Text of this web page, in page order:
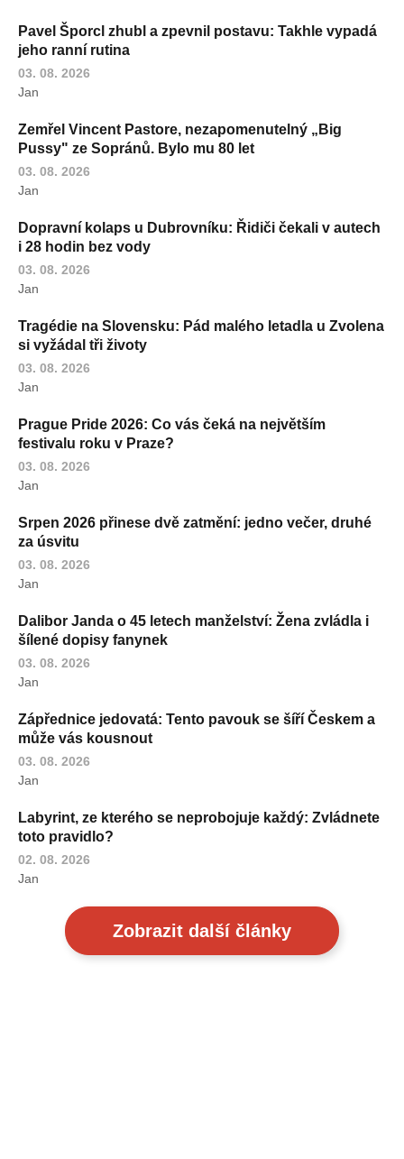
Pavel Šporcl zhubl a zpevnil postavu: Takhle vypadá
jeho ranní rutina
03. 08. 2026
Jan
Zemřel Vincent Pastore, nezapomenutelný „Big
Pussy" ze Sopránů. Bylo mu 80 let
03. 08. 2026
Jan
Dopravní kolaps u Dubrovníku: Řidiči čekali v autech
i 28 hodin bez vody
03. 08. 2026
Jan
Tragédie na Slovensku: Pád malého letadla u Zvolena
si vyžádal tři životy
03. 08. 2026
Jan
Prague Pride 2026: Co vás čeká na největším
festivalu roku v Praze?
03. 08. 2026
Jan
Srpen 2026 přinese dvě zatmění: jedno večer, druhé
za úsvitu
03. 08. 2026
Jan
Dalibor Janda o 45 letech manželství: Žena zvládla i
šílené dopisy fanynek
03. 08. 2026
Jan
Zápřednice jedovatá: Tento pavouk se šíří Českem a
může vás kousnout
03. 08. 2026
Jan
Labyrint, ze kterého se neprobojuje každý: Zvládnete
toto pravidlo?
02. 08. 2026
Jan
Zobrazit další články